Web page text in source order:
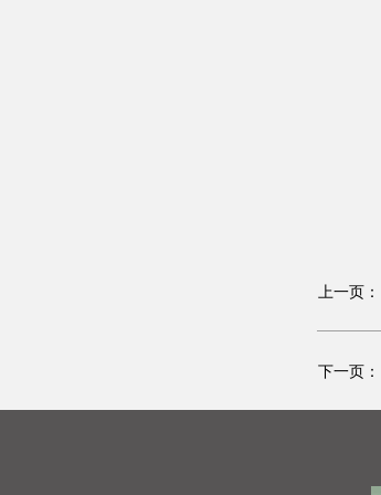
上一页：
下一页：